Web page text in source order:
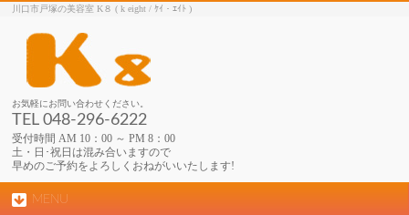
川口市戸塚の美容室 K８ ( k eight / ｹｲ・ｴｲﾄ )
お気軽にお問い合わせください。
TEL 048-296-6222
受付時間 AM 10：00 ～ PM 8：00
土・日･祝日は混み合いますので
早めのご予約をよろしくおねがいいたします!
MENU